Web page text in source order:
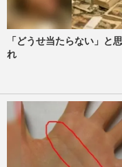
「どうせ当たらない」と
れ